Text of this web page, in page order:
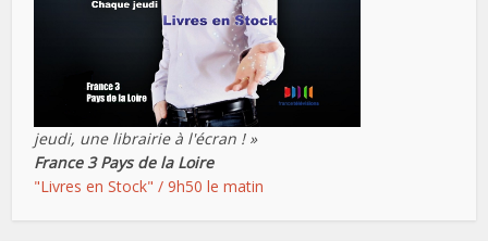
jeudi, une librairie à l'écran ! »
France 3 Pays de la Loire
"Livres en Stock" / 9h50 le matin